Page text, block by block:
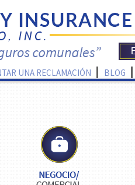
UNA RECLAMACIÓN BLOG